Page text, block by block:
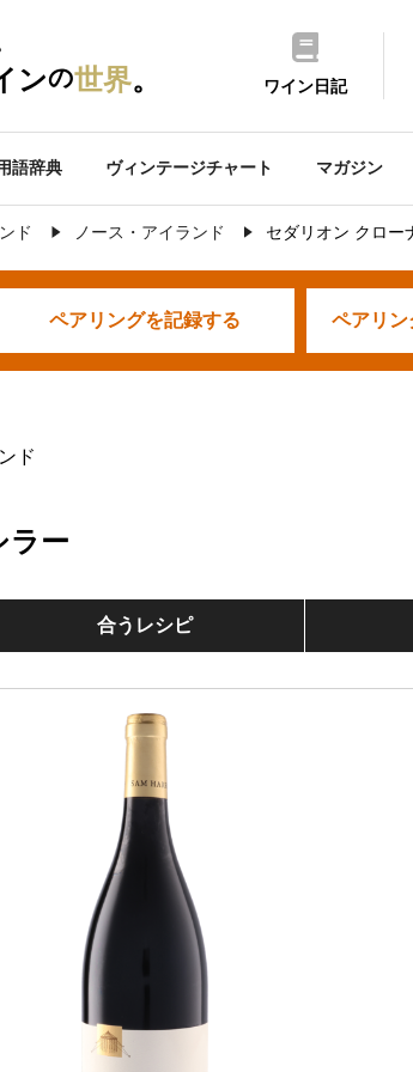
ンの世界。 ワイン日記
語辞典 ヴィンテージチャート マガジン
ド ノース・アイランド セダリオン クロー
ペアリングを記録する ペアリン
ド
ラー
合うレシピ